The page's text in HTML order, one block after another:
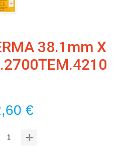
38.1mm X
€
+